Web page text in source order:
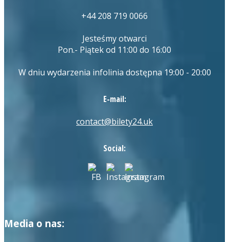
+44 208 719 0066
Jesteśmy otwarci
Pon.- Piątek od 11:00 do 16:00
W dniu wydarzenia infolinia dostępna 19:00 - 20:00
E-mail:
contact@bilety24.uk
Social:
Media o nas: